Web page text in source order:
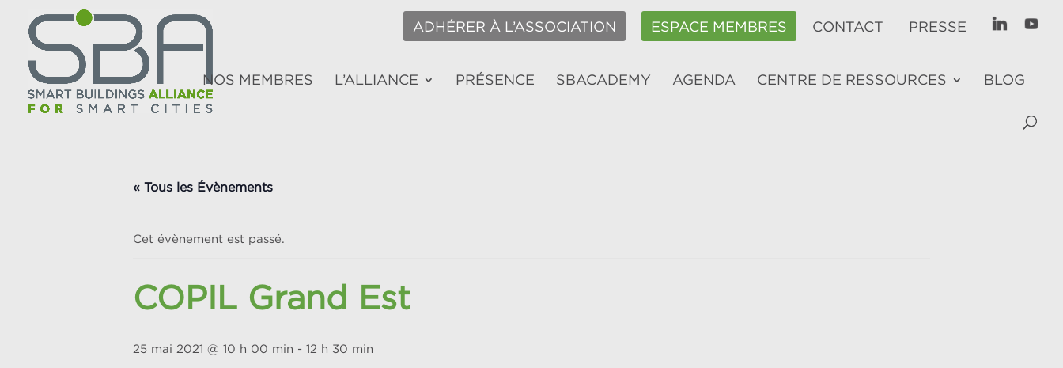
ADHÉRER À L’ASSOCIATION ESPACE MEMBRES CONTACT PRESSE
NOS MEMBRES L’ALLIANCE PRÉSENCE SBACADEMY AGENDA CENTRE DE RESSOURCES BLOG
« Tous les Évènements
Cet évènement est passé.
COPIL Grand Est
25 mai 2021 @ 10 h 00 min - 12 h 30 min